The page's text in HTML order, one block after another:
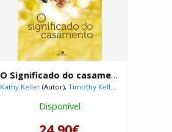
O Significado do casamento
Kathy Keller (Autor),Timothy Keller
Disponível